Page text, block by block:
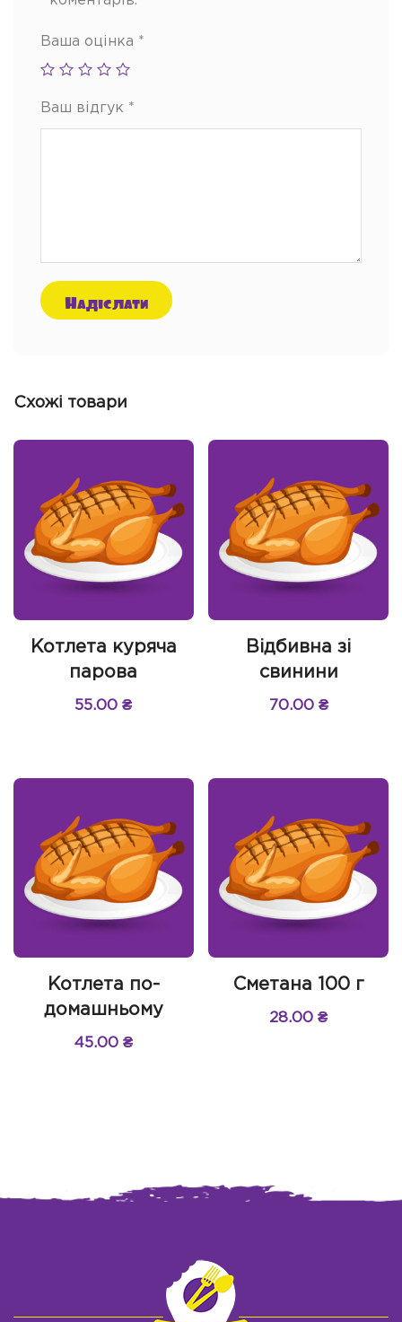
Ваша оцінка *
Ваш відгук *
Схожі товари
Котлета куряча
парова
55.00₴
Відбивна зі
свинини
70.00 ₴
Котлета по-
домашньому
45.00₴
Сметана 100 г
28.00₴